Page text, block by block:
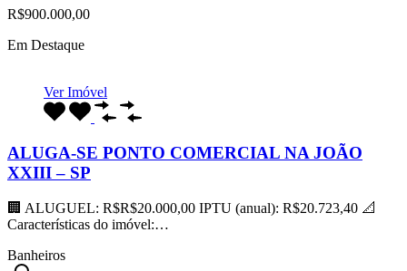
R$900.000,00
Em Destaque
Ver Imóvel
ALUGA-SE PONTO COMERCIAL NA JOÃO
XXIII – SP
🏢 ALUGUEL: R$R$20.000,00 IPTU (anual): R$20.723,40 📐
Características do imóvel:…
Banheiros